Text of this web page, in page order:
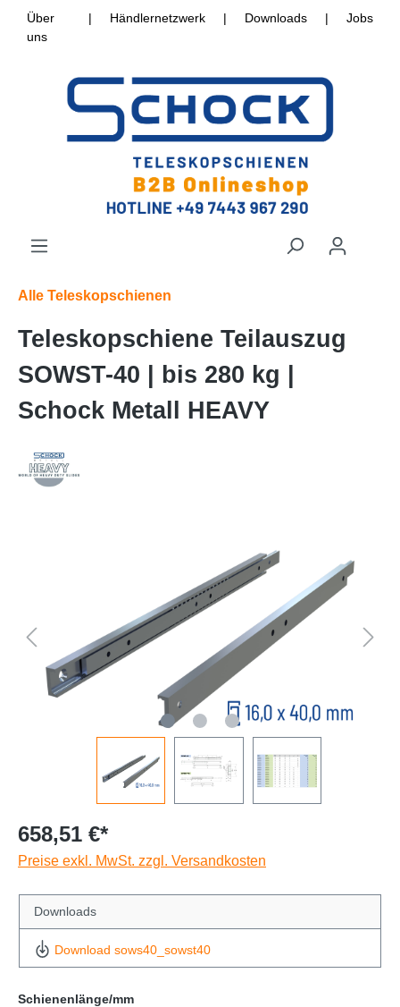
Über
uns
| Händlernetzwerk | Downloads | Jobs
Alle Teleskopschienen
Teleskopschiene Teilauszug
SOWST-40 | bis 280 kg |
Schock Metall HEAVY
658,51 €*
Preise exkl. MwSt. zzgl. Versandkosten
Downloads
Download sows40_sowst40
Schienenlänge/mm